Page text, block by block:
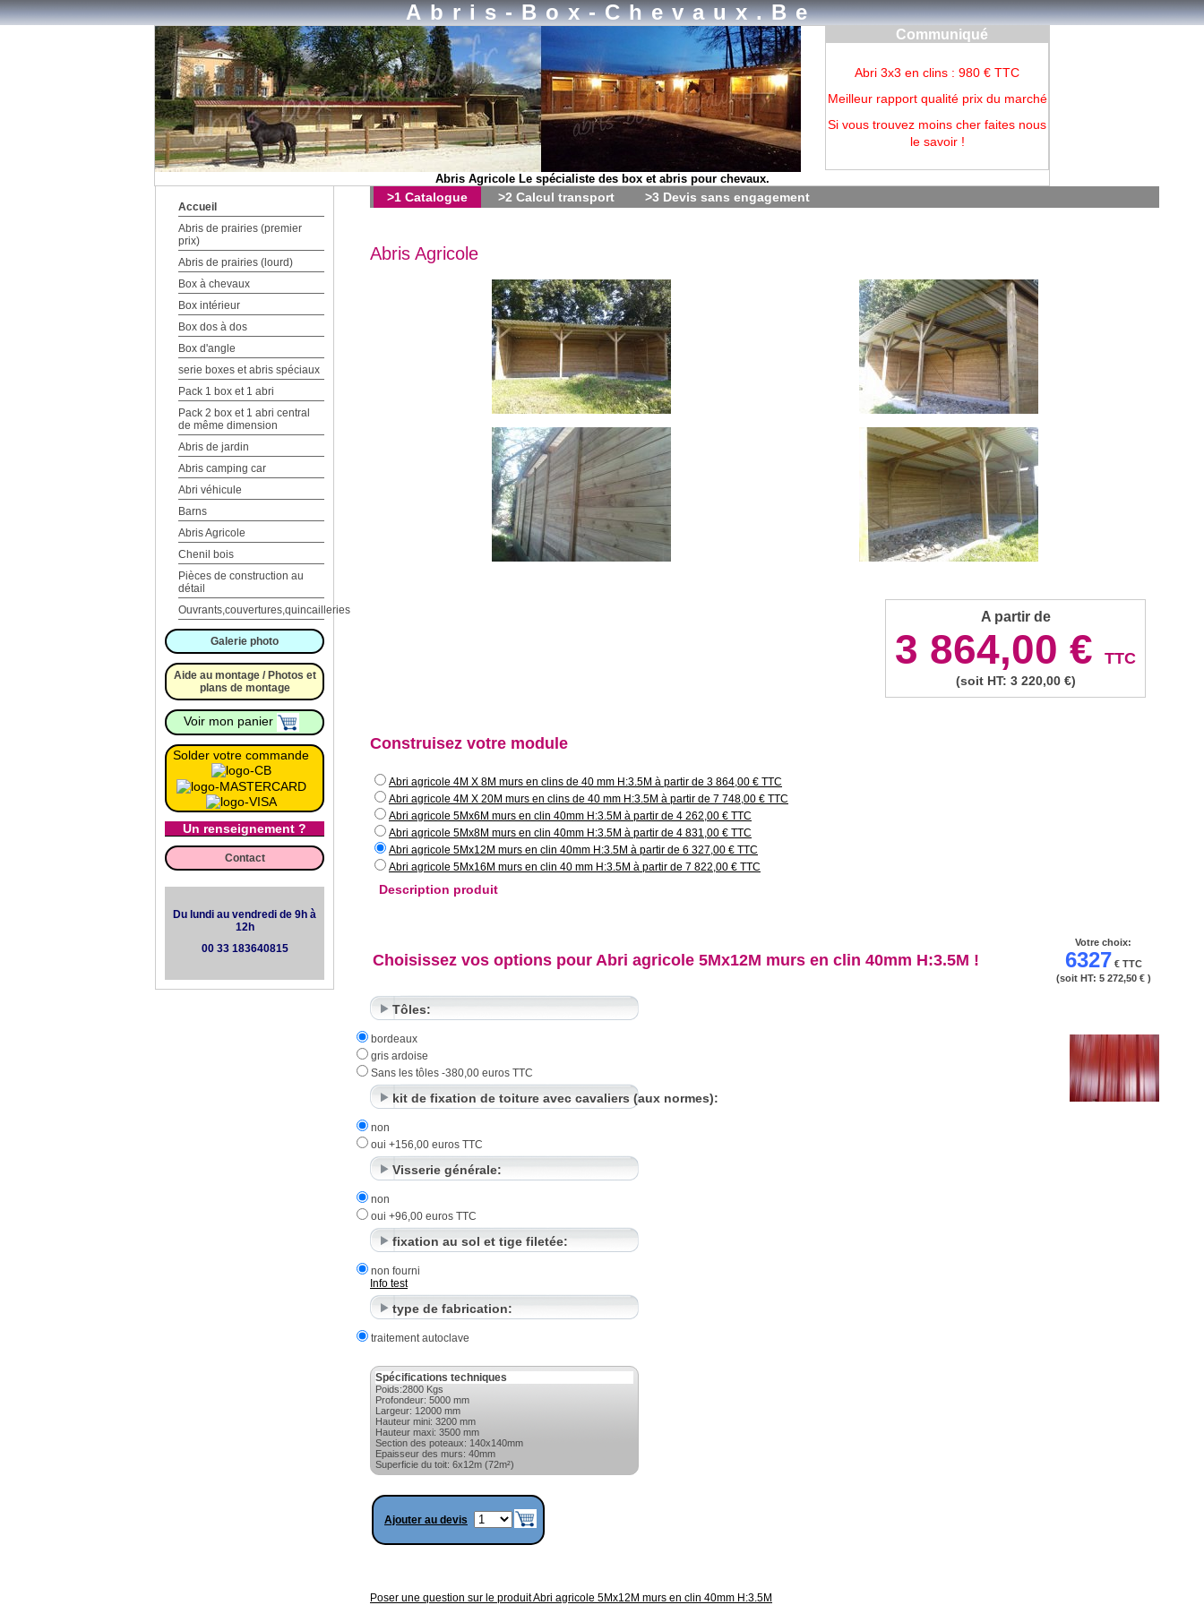
Abris-Box-Chevaux.be
Communiqué
Abri 3x3 en clins : 980 € TTC
Meilleur rapport qualité prix du marché
Si vous trouvez moins cher faites nous
le savoir !
Abris Agricole Le spécialiste des box et abris pour chevaux.
Accueil
Abris de prairies (premier
prix)
Abris de prairies (lourd)
Box à chevaux
Box intérieur
Box dos à dos
Box d'angle
serie boxes et abris spéciaux
Pack 1 box et 1 abri
Pack 2 box et 1 abri central
de même dimension
Abris de jardin
Abris camping car
Abri véhicule
Barns
Abris Agricole
Chenil bois
Pièces de construction au
détail
Ouvrants,couvertures,quincailleries
Galerie photo
Aide au montage / Photos et
plans de montage
Voir mon panier
Solder votre commande
Un renseignement ?
Contact
Du lundi au vendredi de 9h à
12h
00 33 183640815
>1 Catalogue >2 Calcul transport >3 Devis sans engagement
Abris Agricole
A partir de
3 864,00 € TTC
(soit HT: 3 220,00 €)
Construisez votre module
Abri agricole 4M X 8M murs en clins de 40 mm H:3.5M à partir de 3 864,00 € TTC
Abri agricole 4M X 20M murs en clins de 40 mm H:3.5M à partir de 7 748,00 € TTC
Abri agricole 5Mx6M murs en clin 40mm H:3.5M à partir de 4 262,00 € TTC
Abri agricole 5Mx8M murs en clin 40mm H:3.5M à partir de 4 831,00 € TTC
Abri agricole 5Mx12M murs en clin 40mm H:3.5M à partir de 6 327,00 € TTC
Abri agricole 5Mx16M murs en clin 40 mm H:3.5M à partir de 7 822,00 € TTC
Description produit
Choisissez vos options pour Abri agricole 5Mx12M murs en clin 40mm H:3.5M !
Votre choix:
6327 € TTC
(soit HT: 5 272,50 € )
Tôles:
bordeaux
gris ardoise
Sans les tôles -380,00 euros TTC
kit de fixation de toiture avec cavaliers (aux normes):
non
oui +156,00 euros TTC
Visserie générale:
non
oui +96,00 euros TTC
fixation au sol et tige filetée:
non fourni
Info test
type de fabrication:
traitement autoclave
Spécifications techniques
Poids:2800 Kgs
Profondeur: 5000 mm
Largeur: 12000 mm
Hauteur mini: 3200 mm
Hauteur maxi: 3500 mm
Section des poteaux: 140x140mm
Epaisseur des murs: 40mm
Superficie du toit: 6x12m (72m²)
Ajouter au devis
Poser une question sur le produit Abri agricole 5Mx12M murs en clin 40mm H:3.5M